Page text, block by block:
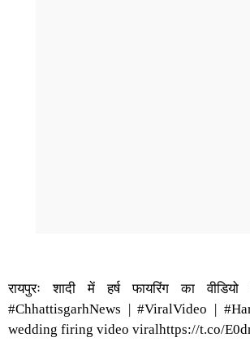
रायपुरः शादी में हर्ष फायरिंग का वीडियो
#ChhattisgarhNews |#ViralVideo
wedding firing video viralhttps://t.co/